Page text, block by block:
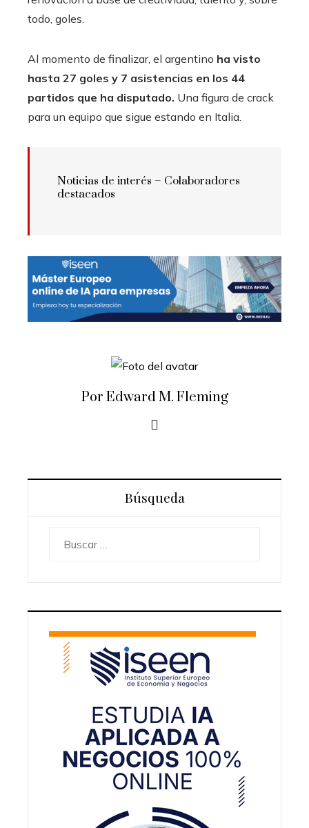
todo, goles.
Al momento de finalizar, el argentino ha visto
hasta 27 goles y 7 asistencias en los 44
partidos que ha disputado. Una figura de crack
para un equipo que sigue estando en Italia.
Noticias de interés – Colaboradores
destacados
Por Edward M. Fleming
Búsqueda